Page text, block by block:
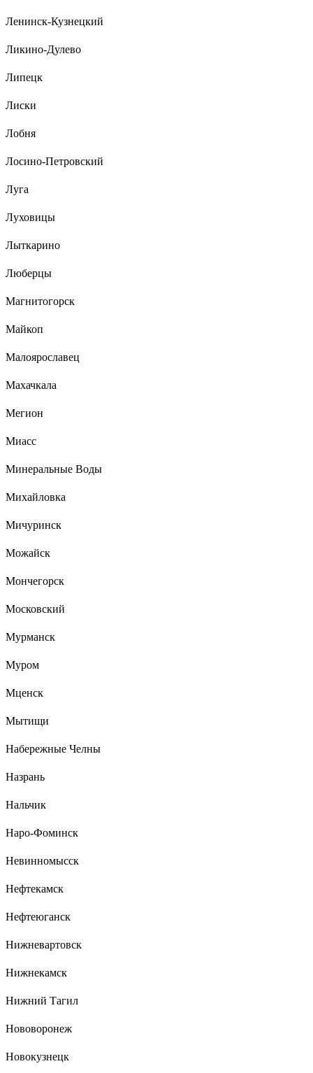
Ленинск-Кузнецкий
Ликино-Дулево
Липецк
Лиски
Лобня
Лосино-Петровский
Луга
Луховицы
Лыткарино
Люберцы
Магнитогорск
Майкоп
Малоярославец
Махачкала
Мегион
Миасс
Минеральные Воды
Михайловка
Мичуринск
Можайск
Мончегорск
Московский
Мурманск
Муром
Мценск
Мытищи
Набережные Челны
Назрань
Нальчик
Наро-Фоминск
Невинномысск
Нефтекамск
Нефтеюганск
Нижневартовск
Нижнекамск
Нижний Тагил
Нововоронеж
Новокузнецк